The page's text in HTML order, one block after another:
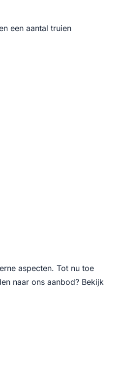
een aantal truien
aspecten. Tot nu toe
naar ons aanbod? Bekijk